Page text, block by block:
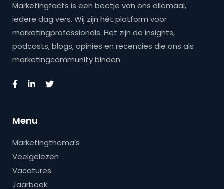
Marketingfacts is een beetje van ons allemaal,
iedere dag vers. Wij zijn hét platform voor
marketingprofessionals. Het zijn de insights,
podcasts, blogs, opinies en recencies die ons als
marketingcommunity binden.
Menu
Marketingthema’s
Veelgelezen
Vacatures
Jaarboek